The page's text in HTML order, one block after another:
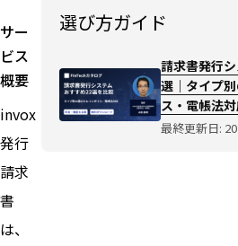
サー
ビス
概要
invox
発行
請求
書
は、
選び方ガイド
請求書発行
選｜タイプ
ス・電帳法
最終更新日: